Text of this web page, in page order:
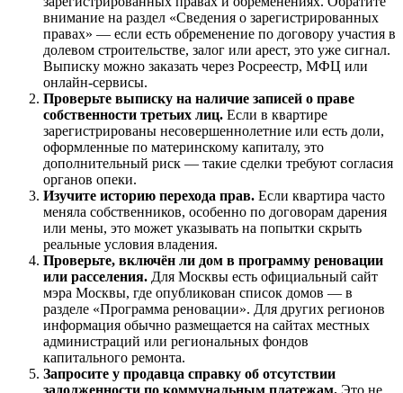
внимание на раздел «Сведения о зарегистрированных
правах» — если есть обременение по договору участия в
долевом строительстве, залог или арест, это уже сигнал.
Выписку можно заказать через Росреестр, МФЦ или
онлайн-сервисы.
Проверьте выписку на наличие записей о праве
собственности третьих лиц. Если в квартире
зарегистрированы несовершеннолетние или есть доли,
оформленные по материнскому капиталу, это
дополнительный риск — такие сделки требуют согласия
органов опеки.
Изучите историю перехода прав. Если квартира часто
меняла собственников, особенно по договорам дарения
или мены, это может указывать на попытки скрыть
реальные условия владения.
Проверьте, включён ли дом в программу реновации
или расселения. Для Москвы есть официальный сайт
мэра Москвы, где опубликован список домов — в
разделе «Программа реновации». Для других регионов
информация обычно размещается на сайтах местных
администраций или региональных фондов
капитального ремонта.
Запросите у продавца справку об отсутствии